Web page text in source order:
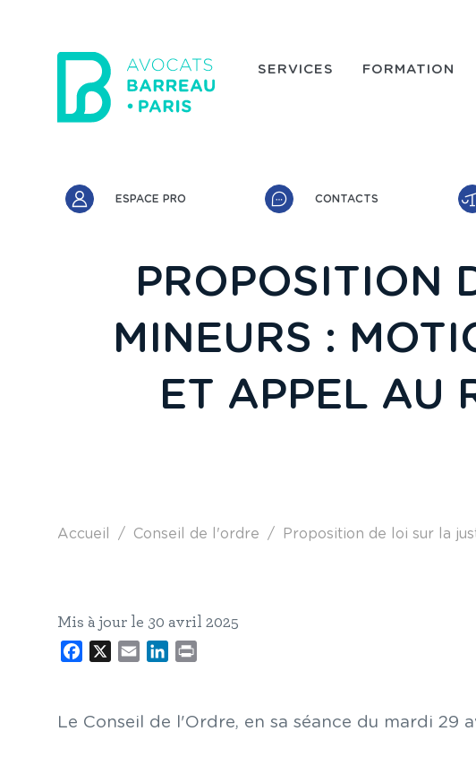
SERVICES FORMATION
Accès rapide
ESPACE PRO CONTACTS
PROPOSITION
MINEURS :
ET APPEL AU
Fil d'Ariane
Accueil Conseil de l'ordre Proposition de loi sur la
Mis à jour le 30 avril 2025
Facebook
X Email LinkedIn
Le Conseil de l'Ordre, en sa séance du mardi